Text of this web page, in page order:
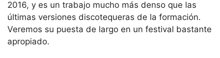
2016, y es un trabajo mucho más denso que las
últimas versiones discotequeras de la formación.
Veremos su puesta de largo en un festival bastante
apropiado.